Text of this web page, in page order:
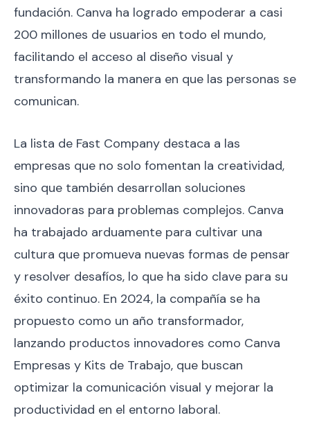
fundación. Canva ha logrado empoderar a casi
200 millones de usuarios en todo el mundo,
facilitando el acceso al diseño visual y
transformando la manera en que las personas se
comunican.
La lista de Fast Company destaca a las
empresas que no solo fomentan la creatividad,
sino que también desarrollan soluciones
innovadoras para problemas complejos. Canva
ha trabajado arduamente para cultivar una
cultura que promueva nuevas formas de pensar
y resolver desafíos, lo que ha sido clave para su
éxito continuo. En 2024, la compañía se ha
propuesto como un año transformador,
lanzando productos innovadores como Canva
Empresas y Kits de Trabajo, que buscan
optimizar la comunicación visual y mejorar la
productividad en el entorno laboral.